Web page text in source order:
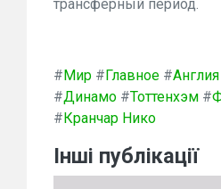
трансферный период.
#Мир #Главное #Англия
#Динамо #Тоттенхэм #
#Кранчар Нико
Інші публікації